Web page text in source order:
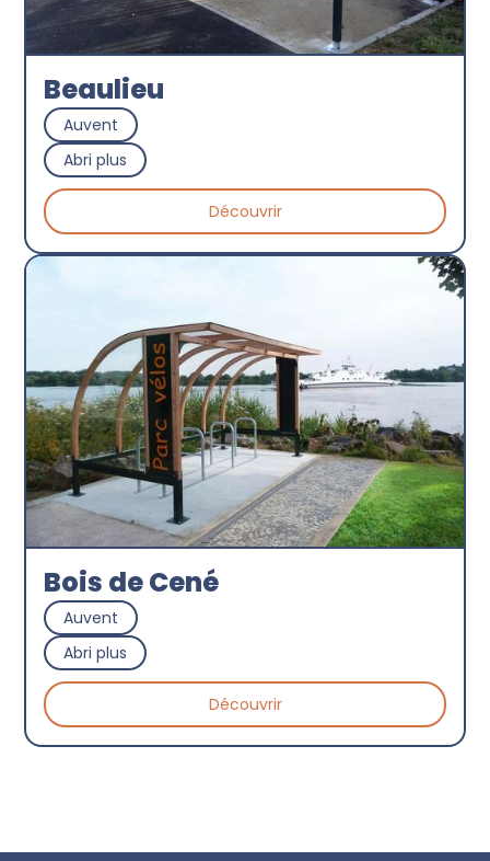
Beaulieu
Auvent
Abri plus
Découvrir
Bois de Cené
Auvent
Abri plus
Découvrir